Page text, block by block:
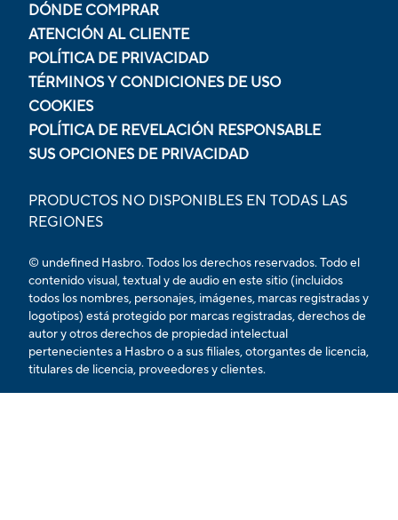
DÓNDE COMPRAR
ATENCIÓN AL CLIENTE
POLÍTICA DE PRIVACIDAD
TÉRMINOS Y CONDICIONES DE USO
COOKIES
POLÍTICA DE REVELACIÓN RESPONSABLE
SUS OPCIONES DE PRIVACIDAD
PRODUCTOS NO DISPONIBLES EN TODAS LAS
REGIONES
© undefined Hasbro. Todos los derechos reservados. Todo el
contenido visual, textual y de audio en este sitio (incluidos
todos los nombres, personajes, imágenes, marcas registradas y
logotipos) está protegido por marcas registradas, derechos de
autor y otros derechos de propiedad intelectual
pertenecientes a Hasbro o a sus filiales, otorgantes de licencia,
titulares de licencia, proveedores y clientes.